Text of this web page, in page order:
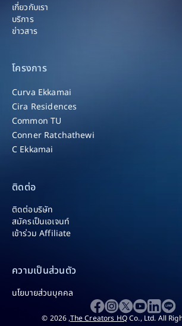
เกี่ยวกับเรา
บริการ
ข่าวสาร
โครงการ
Curva Ekkamai
Cira Residences
Common TU
Conner Ratchathewi
C Ekkamai
ติดต่อ
ติดต่อบริษัท
สมัครเป็นเอเจนท์
เข้าร่วม Affiliate​
ความเป็นส่วนตัว
นโยบายส่วนบุคคล
© 2026 ,The Creators HQCo., Ltd. All